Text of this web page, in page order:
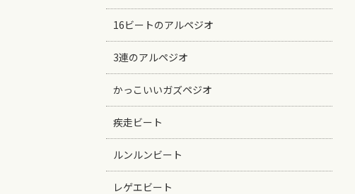
16ビートのアルペジオ
3連のアルペジオ
かっこいいガズペジオ
疾走ビート
ルンルンビート
レゲエビート